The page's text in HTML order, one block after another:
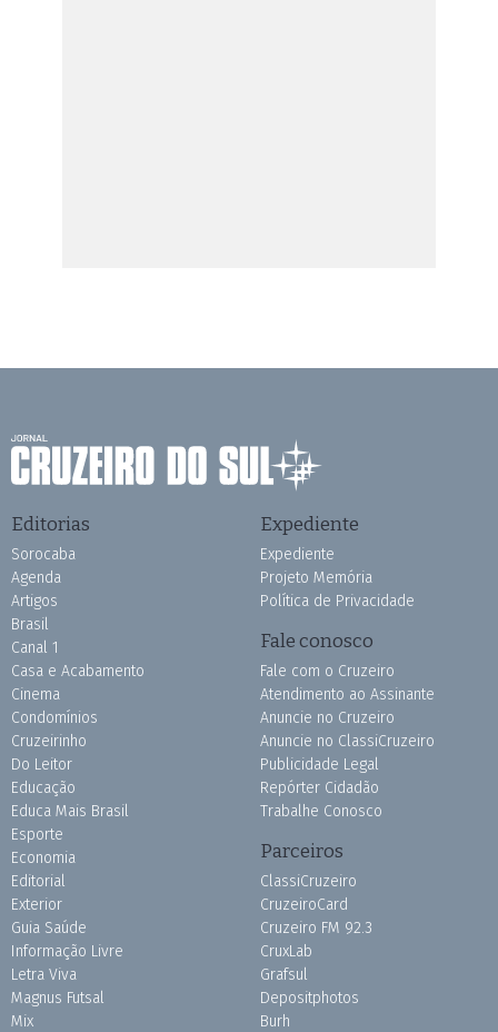
Editorias
Sorocaba
Agenda
Artigos
Brasil
Canal 1
Casa e Acabamento
Cinema
Condomínios
Cruzeirinho
Do Leitor
Educação
Educa Mais Brasil
Esporte
Economia
Editorial
Exterior
Guia Saúde
Informação Livre
Letra Viva
Magnus Futsal
Mix
Expediente
Expediente
Projeto Memória
Política de Privacidade
Fale conosco
Fale com o Cruzeiro
Atendimento ao Assinante
Anuncie no Cruzeiro
Anuncie no ClassiCruzeiro
Publicidade Legal
Repórter Cidadão
Trabalhe Conosco
Parceiros
ClassiCruzeiro
CruzeiroCard
Cruzeiro FM 92.3
CruxLab
Grafsul
Depositphotos
Burh